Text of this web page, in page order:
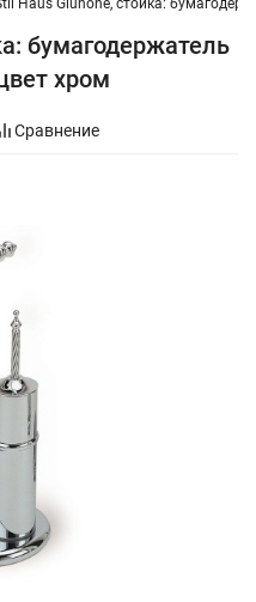
Haus Giunone, cтойка:
бумагодержатель
хром
Сравнение